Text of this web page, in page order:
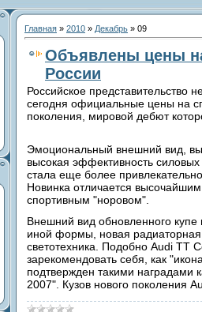
Главная » 2010 » Декабрь » 09
Объявлены цены
России
Российское представительство
сегодня официальные цены на
поколения, мировой дебют
Эмоциональный внешний вид,
высокая эффективность
стала еще более
Новинка отличается
спортивным "норовом".
Внешний вид обновленного
иной формы, новая
светотехника. Подобно Audi TT
зарекомендовать себя, как
подтвержден такими наградами
2007". Кузов нового поколения